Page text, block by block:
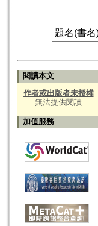
閱讀本文
作者或出版者未授權
無法提供閱讀
加值服務